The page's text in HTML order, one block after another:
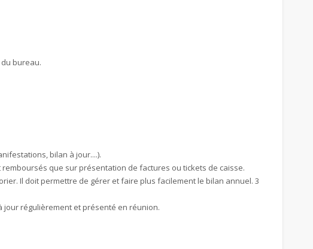
bureau.
bilan à jour....).
que sur présentation de factures ou tickets de caisse.
Il doit permettre de gérer et faire plus facilement le bilan annuel. 3
jour régulièrement et présenté en réunion.